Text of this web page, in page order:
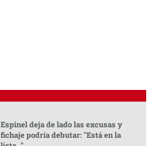
Espinel deja de lado las excusas y
fichaje podría debutar: "Está en la